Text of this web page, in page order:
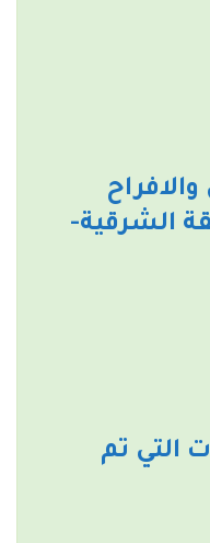
الشرقية-
التي تم